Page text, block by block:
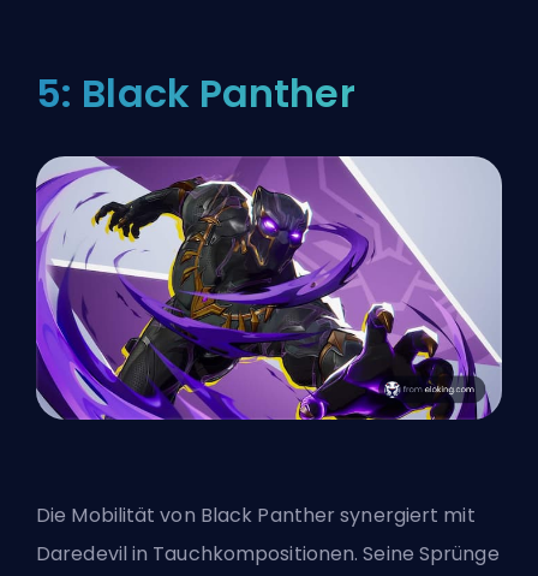
5: Black Panther
Die Mobilität von Black Panther synergiert mit
Daredevil in Tauchkompositionen. Seine Sprünge